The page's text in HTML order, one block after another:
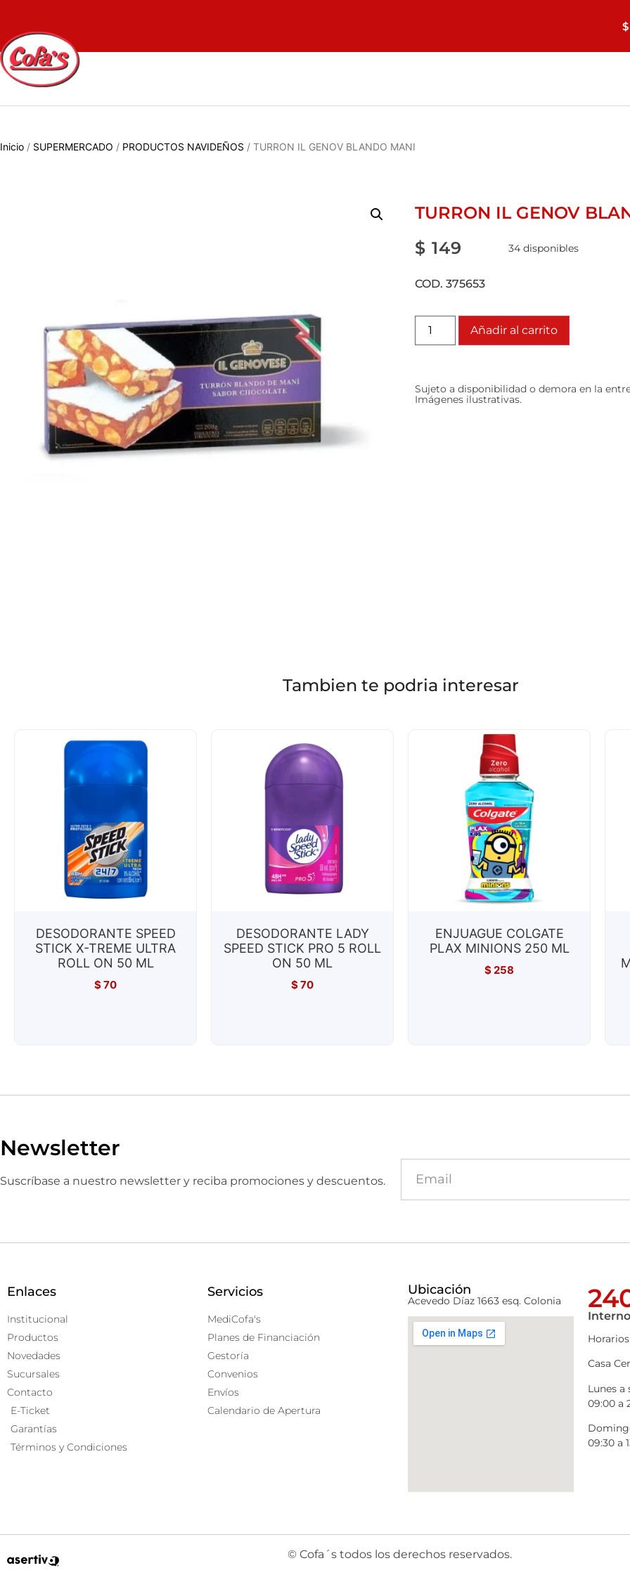
$
Inicio / SUPERMERCADO / PRODUCTOS NAVIDEÑOS / TURRON IL GENOV BLANDO MANI
TURRON IL GENOV
$ 149 34 disponibles
COD. 375653
Añadir al carrito
Sujeto a disponibilidad o demora en la
Imágenes ilustrativas.
Tambien te podria interesar
DESODORANTE SPEED
STICK X-TREME ULTRA
ROLL ON 50 ML
$70
DESODORANTE LADY
SPEED STICK PRO 5 ROLL
ON 50 ML
$70
ENJUAGUE COLGATE
PLAX MINIONS 250 ML
$258
Newsletter
Suscríbase a nuestro newsletter y reciba promociones y descuentos.
Enlaces
Institucional
Productos
Novedades
Sucursales
Contacto
E-Ticket
Garantías
Términos y Condiciones
Servicios
MediCofa's
Planes de Financiación
Gestoría
Convenios
Envíos
Calendario de Apertura
Ubicación
Acevedo Díaz 1663 esq. Colonia
Horarios
Casa
Lunes a
09:00 a
09:30 a
© Cofa´s todos los derechos reservados.